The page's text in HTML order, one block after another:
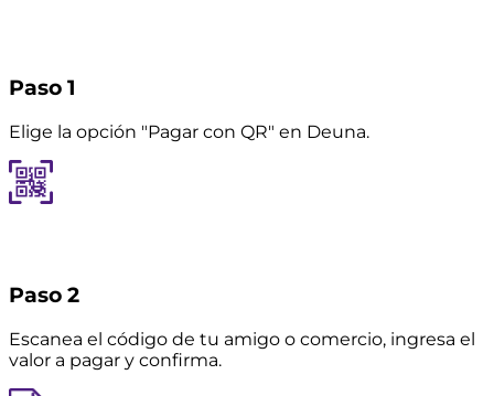
Paso 1
Elige la opción "Pagar con QR" en Deuna.
Paso 2
Escanea el código de tu amigo o comercio, ingresa el
valor a pagar y confirma.